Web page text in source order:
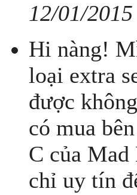
12/01/
Hi nàng!
loại extra
được
có mua
C của Mad
chỉ uy tín